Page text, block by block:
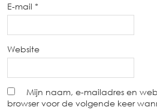
E-mail *
Website
Mijn naam, e-mailadres en
browser voor de volgende keer